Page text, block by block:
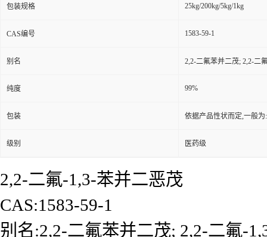
包装规格 25kg/200kg/5kg/1kg
CAS编号 1583-59-1
别名 2,2-二氟苯并二茂; 2,2-二
纯度 99%
包装 依据产品性状而定,一般
级别 医药级
2,2-二氟-1,3-苯并二恶茂
CAS:1583-59-1
别名:2,2-二氟苯并二茂; 2,2-二氟-